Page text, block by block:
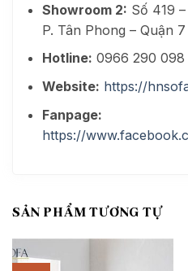
Showroom 2: Số 419
P. Tân Phong – Quận
Hotline: 0966 290 098
Website: https://
Fanpage:
https://
SẢN PHẨM TƯƠNG TỰ